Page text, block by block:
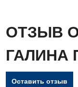
ОТЗЫВ
ГАЛИНА
Оставить отзыв